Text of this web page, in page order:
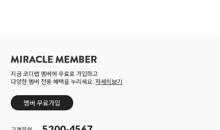
지금 코디랩 멤버에 무료로 가입하고
다양한 멤버 전용 혜택을 누리세요.자세히보기
멤버 무료가입